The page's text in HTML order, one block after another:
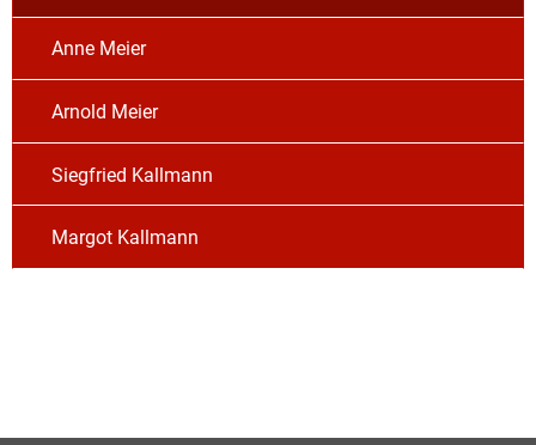
Anne Meier
Arnold Meier
Siegfried Kallmann
Margot Kallmann